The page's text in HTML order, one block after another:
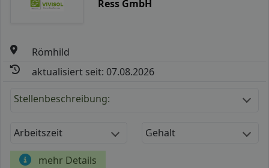
Ress GmbH
Römhild
aktualisiert seit: 07.08.2026
Stellenbeschreibung:
Arbeitszeit Gehalt
mehr Details